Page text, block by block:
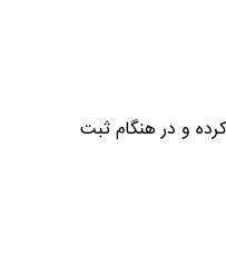
و در هنگام ثبت